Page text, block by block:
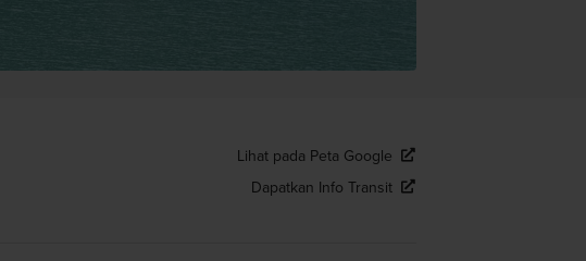
Lihat pada Peta Google
Dapatkan Info Transit